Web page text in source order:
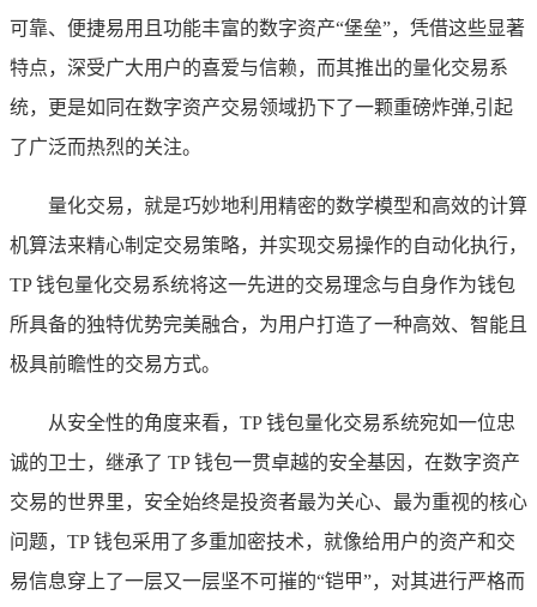
可靠、便捷易用且功能丰富的数字资产“堡垒”，凭借这些显著
特点，深受广大用户的喜爱与信赖，而其推出的量化交易系
统，更是如同在数字资产交易领域扔下了一颗重磅炸弹,引起
了广泛而热烈的关注。
量化交易，就是巧妙地利用精密的数学模型和高效的计算
机算法来精心制定交易策略，并实现交易操作的自动化执行，
TP 钱包量化交易系统将这一先进的交易理念与自身作为钱包
所具备的独特优势完美融合，为用户打造了一种高效、智能且
极具前瞻性的交易方式。
从安全性的角度来看，TP 钱包量化交易系统宛如一位忠
诚的卫士，继承了 TP 钱包一贯卓越的安全基因，在数字资产
交易的世界里，安全始终是投资者最为关心、最为重视的核心
问题，TP 钱包采用了多重加密技术，就像给用户的资产和交
易信息穿上了一层又一层坚不可摧的“铠甲”，对其进行严格而